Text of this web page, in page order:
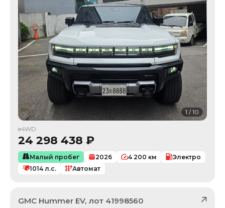
1 /10
e4WD
24 298 438 ₽
Малый пробег 2026 4 200 км
Электро
1014 л.с. Автомат
GMC Hummer EV, лот 41998560